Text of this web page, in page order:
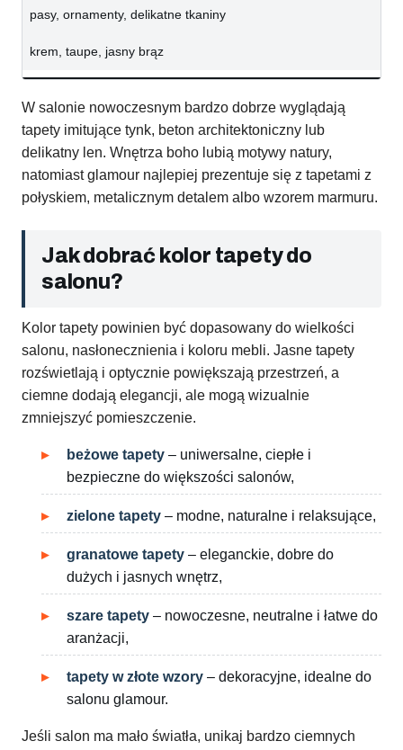
pasy, ornamenty, delikatne tkaniny
krem, taupe, jasny brąz
W salonie nowoczesnym bardzo dobrze wyglądają
tapety imitujące tynk, beton architektoniczny lub
delikatny len. Wnętrza boho lubią motywy natury,
natomiast glamour najlepiej prezentuje się z tapetami z
połyskiem, metalicznym detalem albo wzorem marmuru.
Jak dobrać kolor tapety do
salonu?
Kolor tapety powinien być dopasowany do wielkości
salonu, nasłonecznienia i koloru mebli. Jasne tapety
rozświetlają i optycznie powiększają przestrzeń, a
ciemne dodają elegancji, ale mogą wizualnie
zmniejszyć pomieszczenie.
beżowe tapety – uniwersalne, ciepłe i
bezpieczne do większości salonów,
zielone tapety – modne, naturalne i relaksujące,
granatowe tapety – eleganckie, dobre do
dużych i jasnych wnętrz,
szare tapety – nowoczesne, neutralne i łatwe do
aranżacji,
tapety w złote wzory – dekoracyjne, idealne do
salonu glamour.
Jeśli salon ma mało światła, unikaj bardzo ciemnych